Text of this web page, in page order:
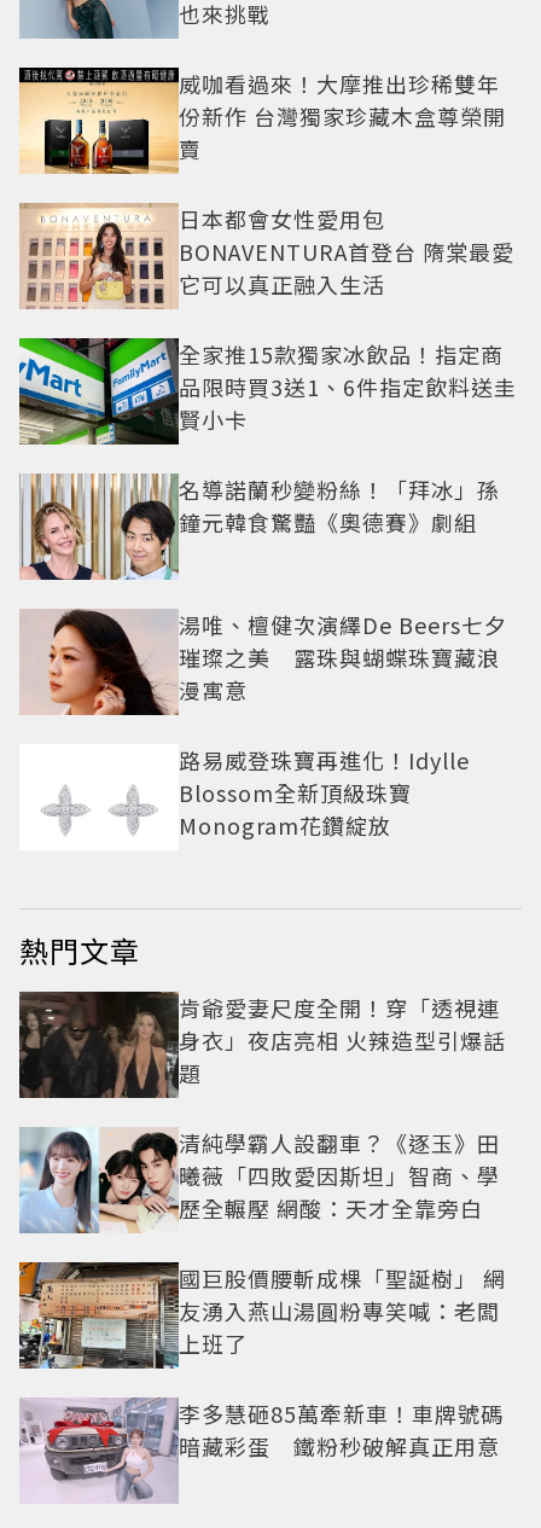
也來挑戰
威咖看過來！大摩推出珍稀雙年
份新作 台灣獨家珍藏木盒尊榮開
賣
日本都會女性愛用包
BONAVENTURA首登台 隋棠最愛
它可以真正融入生活
全家推15款獨家冰飲品！指定商
品限時買3送1、6件指定飲料送圭
賢小卡
名導諾蘭秒變粉絲！「拜冰」孫
鐘元韓食驚豔《奧德賽》劇組
湯唯、檀健次演繹De Beers七夕
璀璨之美 露珠與蝴蝶珠寶藏浪
漫寓意
路易威登珠寶再進化！Idylle
Blossom全新頂級珠寶
Monogram花鑽綻放
熱門文章
肯爺愛妻尺度全開！穿「透視連
身衣」夜店亮相 火辣造型引爆話
題
清純學霸人設翻車？《逐玉》田
曦薇「四敗愛因斯坦」智商、學
歷全輾壓 網酸：天才全靠旁白
國巨股價腰斬成棵「聖誕樹」 網
友湧入燕山湯圓粉專笑喊：老闆
上班了
李多慧砸85萬牽新車！車牌號碼
暗藏彩蛋 鐵粉秒破解真正用意